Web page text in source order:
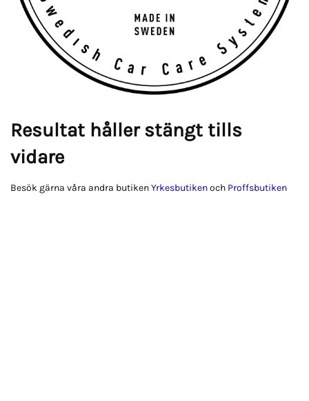
Resultat håller stängt tills
vidare
Besök gärna våra andra butikenYrkesbutikenoch Proffsbutiken